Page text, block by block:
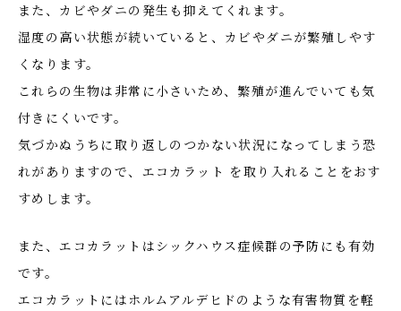
また、カビやダニの発生も抑えてくれます。
湿度の高い状態が続いていると、カビやダニが繁殖しやす
くなります。
これらの生物は非常に小さいため、繁殖が進んでいても気
付きにくいです。
気づかぬうちに取り返しのつかない状況になってしまう恐
れがありますので、エコカラット を取り入れることをおす
すめします。
また、エコカラットはシックハウス症候群の予防にも有効
です。
エコカラットにはホルムアルデヒドのような有害物質を軽